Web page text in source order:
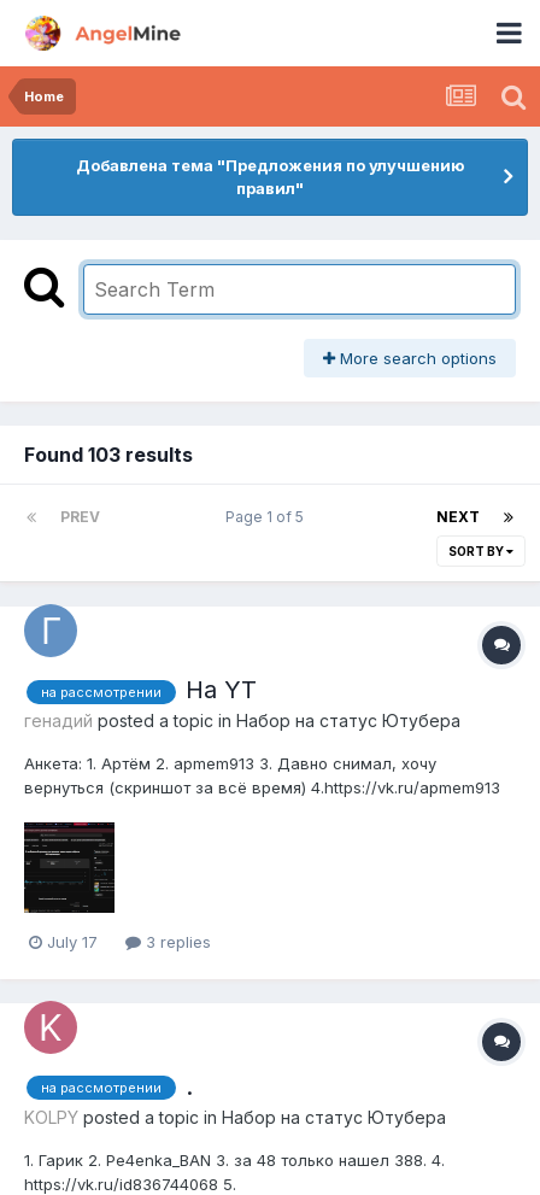
Home
Добавлена тема "Предложения по улучшению
правил"
More search options
Found 103 results
PREV NEXT
Page 1 of 5
SORT BY
на рассмотрении На YT
генадий posted a topic in Набор на статус Ютубера
Анкета: 1. Артём 2. apmem913 3. Давно снимал, хочу
вернуться (скриншот за всё время) 4.https://vk.ru/apmem913
July 17 3 replies
на рассмотрении .
KOLPY posted a topic in Набор на статус Ютубера
1. Гарик 2. Pe4enka_BAN 3. за 48 только нашел 388. 4.
https://vk.ru/id836744068 5.